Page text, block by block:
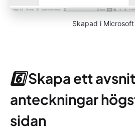
Skapad i Microsoft
6️⃣Skapa ett
anteckningar
sidan